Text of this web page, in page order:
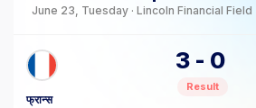
June 23, Tuesday · Lincoln Financial Field
फ्रान्स
3 - 0
Result